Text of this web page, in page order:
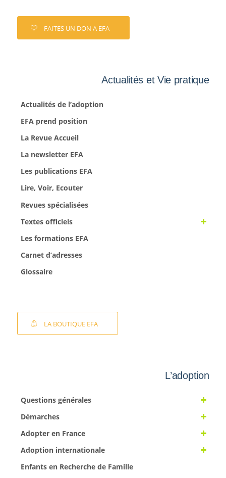
FAITES UN DON A EFA
Actualités et Vie pratique
Actualités de l’adoption
EFA prend position
La Revue Accueil
La newsletter EFA
Les publications EFA
Lire, Voir, Ecouter
Revues spécialisées
Textes officiels
Les formations EFA
Carnet d’adresses
Glossaire
LA BOUTIQUE EFA
L’adoption
Questions générales
Démarches
Adopter en France
Adoption internationale
Enfants en Recherche de Famille